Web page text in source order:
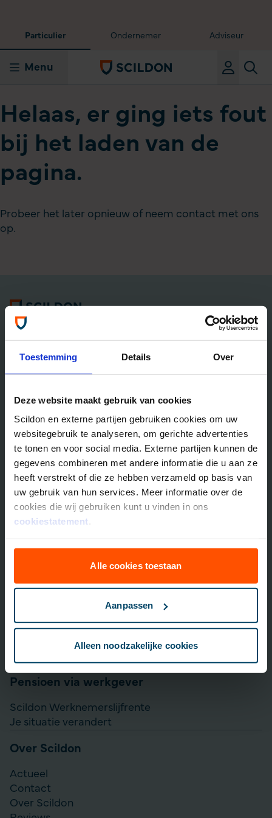
Toestemming Details Over
Deze website maakt gebruik van cookies
Scildon en externe partijen gebruiken cookies om uw
websitegebruik te analyseren, om gerichte advertenties
te tonen en voor social media. Externe partijen kunnen de
gegevens combineren met andere informatie die u aan ze
heeft verstrekt of die ze hebben verzameld op basis van
uw gebruik van hun services. Meer informatie over de
cookies die wij gebruiken kunt u vinden in ons
cookiestatement.
Alle cookies toestaan
Aanpassen
Alleen noodzakelijke cookies
Particulier Ondernemer Adviseur
Menu
Helaas, er ging iets fout
bij het laden van de
pagina.
Probeer het later opnieuw of neem contact met ons
op.
Algemene informatie
Scildon Lifestyle ORV
Lifestyle Hypotheek ORV
Lifestyle Stoppen met Roken ORV
Scildon Huur ORV
Scildon Compagnonsverzekering
Beleggen
Vergelijk beleggingsfondsen
Lijfrente opbouwen
Particulier Pensioen Plan
Scildon Easy B
Direct Ingaande Lijfrente
Pensioen via werkgever
Scildon Werknemerslijfrente
Je situatie verandert
Over Scildon
Actueel
Contact
Over Scildon